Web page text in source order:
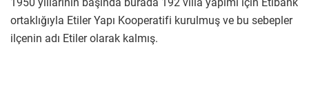
ortaklığıyla Etiler Yapı Kooperatifi kurulmuş ve bu sebepler
ilçenin adı Etiler olarak kalmış.